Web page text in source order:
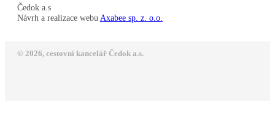
Čedok a.s
Návrh a realizace webu Axabee sp. z. o.o.
© 2026, cestovní kancelář Čedok a.s.